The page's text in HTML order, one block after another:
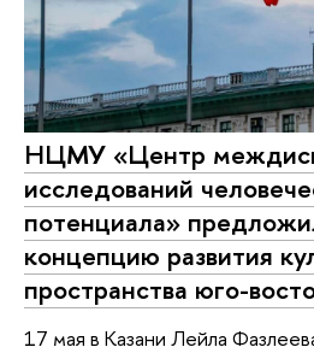
НЦМУ «Центр
исследований
потенциала»
концепцию развития
пространства юго-
17 мая в Казани Лейла